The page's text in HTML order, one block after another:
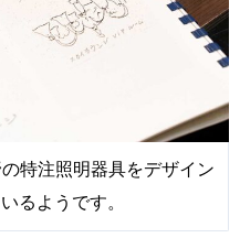
特注照明器具をデザイン
るようです。